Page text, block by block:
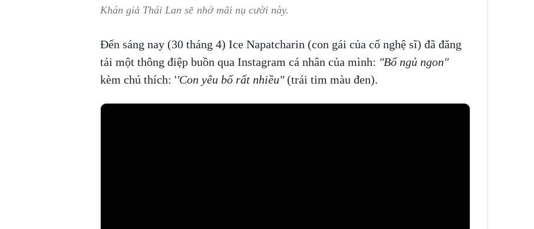
Khán giả Thái Lan sẽ nhớ mãi nụ cười này.
Đến sáng nay (30 tháng 4) Ice Napatcharin (con gái của cố nghệ sĩ) đã đăng
tải một thông điệp buồn qua Instagram cá nhân của mình: "Bố ngủ ngon"
kèm chú thích: ''Con yêu bố rất nhiều" (trái tim màu đen).